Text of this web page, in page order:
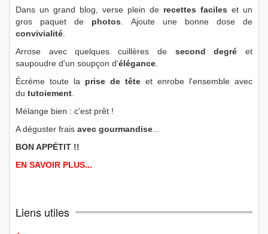
Dans un grand blog, verse plein de recettes faciles et un
gros paquet de photos . Ajoute une bonne dose de
convivialité
Arrose avec quelques cuillères de second degré et
saupoudre d'un soupçon d'élégance
Écrème toute la prise de tête et enrobe l'ensemble avec
du tutoiement
Mélange bien : c'est prêt !
A déguster frais avec gourmandise
BON APPÉTIT !!
EN SAVOIR PLUS...
Liens utiles